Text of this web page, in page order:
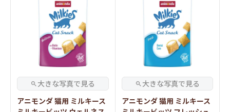
アニモンダ 猫用 ミルキース
アニモンダ 猫用 ミルキース